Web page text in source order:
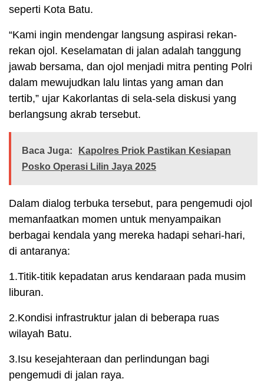
seperti Kota Batu.
“Kami ingin mendengar langsung aspirasi rekan-
rekan ojol. Keselamatan di jalan adalah tanggung
jawab bersama, dan ojol menjadi mitra penting Polri
dalam mewujudkan lalu lintas yang aman dan
tertib,” ujar Kakorlantas di sela-sela diskusi yang
berlangsung akrab tersebut.
Baca Juga:
Kapolres Priok Pastikan Kesiapan
Posko Operasi Lilin Jaya 2025
Dalam dialog terbuka tersebut, para pengemudi ojol
memanfaatkan momen untuk menyampaikan
berbagai kendala yang mereka hadapi sehari-hari,
di antaranya:
1.Titik-titik kepadatan arus kendaraan pada musim
liburan.
2.Kondisi infrastruktur jalan di beberapa ruas
wilayah Batu.
3.Isu kesejahteraan dan perlindungan bagi
pengemudi di jalan raya.